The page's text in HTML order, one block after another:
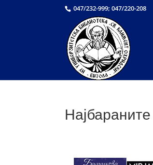
047/232-999; 047/220-208
Најбараните